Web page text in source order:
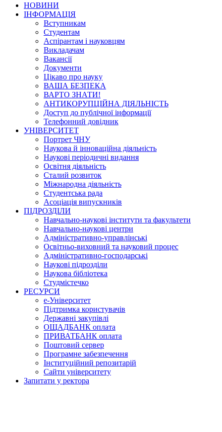
НОВИНИ
ІНФОРМАЦІЯ
Вступникам
Студентам
Аспірантам і науковцям
Викладачам
Вакансії
Документи
Цікаво про науку
ВАША БЕЗПЕКА
ВАРТО ЗНАТИ!
АНТИКОРУПЦІЙНА ДІЯЛЬНІСТЬ
Доступ до публічної інформації
Телефонний довідник
УНІВЕРСИТЕТ
Портрет ЧНУ
Наукова й інноваційна діяльність
Наукові періодичні видання
Освітня діяльність
Сталий розвиток
Міжнародна діяльність
Студентська рада
Асоціація випускників
ПІДРОЗДІЛИ
Навчально-наукові інститути та факультети
Навчально-наукові центри
Адміністративно-управлінські
Освітньо-виховний та науковий процес
Адміністративно-господарські
Наукові підрозділи
Наукова бібліотека
Студмістечко
РЕСУРСИ
е-Університет
Підтримка користувачів
Державні закупівлі
ОЩАДБАНК оплата
ПРИВАТБАНК оплата
Поштовий сервер
Програмне забезпечення
Інституційний репозитарій
Сайти університету
Запитати у ректора